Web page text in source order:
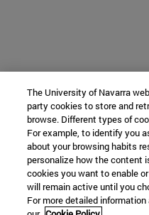
The University of Navarra
party cookies to store and
browse. Different types of
For example, to identify you
about your browsing habits
personalize how the content
cookies you want to enable
will remain active until you
For more detailed